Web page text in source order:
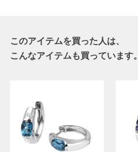
このアイテムを買った人は、
こんなアイテムも買っています。